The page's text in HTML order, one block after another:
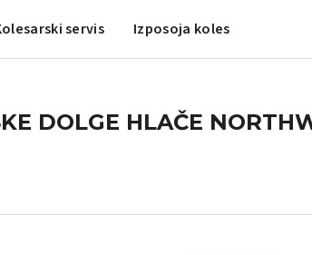
servis Izposoja koles
DOLGE HLAČE